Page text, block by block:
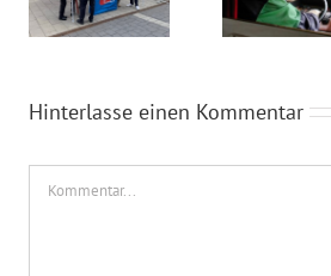
Hinterlasse einen Kommentar